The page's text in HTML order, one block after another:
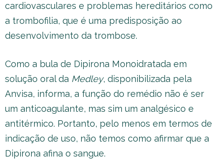
cardiovasculares e problemas hereditários como
a trombofilia, que é uma predisposição ao
desenvolvimento da trombose.
Como a bula de Dipirona Monoidratada em
solução oral da Medley, disponibilizada pela
Anvisa, informa, a função do remédio não é ser
um anticoagulante, mas sim um analgésico e
antitérmico. Portanto, pelo menos em termos de
indicação de uso, não temos como afirmar que a
Dipirona afina o sangue.